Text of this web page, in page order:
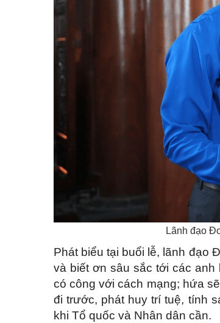
Lãnh đạo
Phát biểu tại buổi lễ, lãnh đạo
và biết ơn sâu sắc tới các
có công với cách mạng; hứa
đi trước, phát huy trí tuệ, tính
khi Tổ quốc và Nhân dân cần.